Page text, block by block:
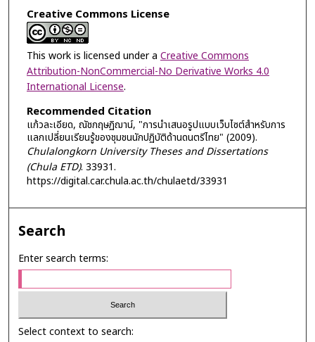
Creative Commons License
This work is licensed under a Creative Commons
Attribution-NonCommercial-No Derivative Works 4.0
International License.
Recommended Citation
แก้วละเอียด, ณัชกฤษฏิฌาน์, "การนำเสนอรูปแบบเว็บไซต์สำหรับการ
แลกเปลี่ยนเรียนรู้ของชุมชนนักปฏิบัติด้านดนตรีไทย" (2009).
Chulalongkorn University Theses and Dissertations
(Chula ETD). 33931.
https://digital.car.chula.ac.th/chulaetd/33931
Search
Enter search terms:
Select context to search: